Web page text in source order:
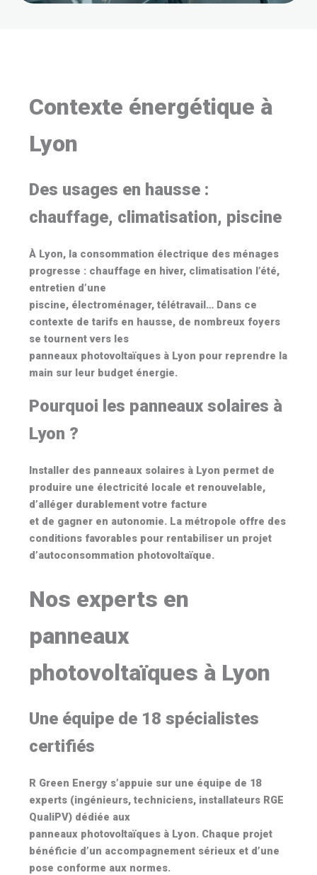
Contexte énergétique à
Lyon
Des usages en hausse :
chauffage, climatisation, piscine
À Lyon, la consommation électrique des ménages
progresse : chauffage en hiver, climatisation l’été,
entretien d’une
piscine, électroménager, télétravail… Dans ce
contexte de tarifs en hausse, de nombreux foyers
se tournent vers les
panneaux photovoltaïques à Lyon pour reprendre la
main sur leur budget énergie.
Pourquoi les panneaux solaires à
Lyon ?
Installer des panneaux solaires à Lyon permet de
produire une électricité locale et renouvelable,
d’alléger durablement votre facture
et de gagner en autonomie. La métropole offre des
conditions favorables pour rentabiliser un projet
d’autoconsommation photovoltaïque.
Nos experts en
panneaux
photovoltaïques à Lyon
Une équipe de 18 spécialistes
certifiés
R Green Energy s’appuie sur une équipe de 18
experts(ingénieurs, techniciens, installateurs RGE
QualiPV) dédiée aux
panneaux photovoltaïques à Lyon. Chaque projet
bénéficie d’un accompagnement sérieux et d’une
pose conforme aux normes.